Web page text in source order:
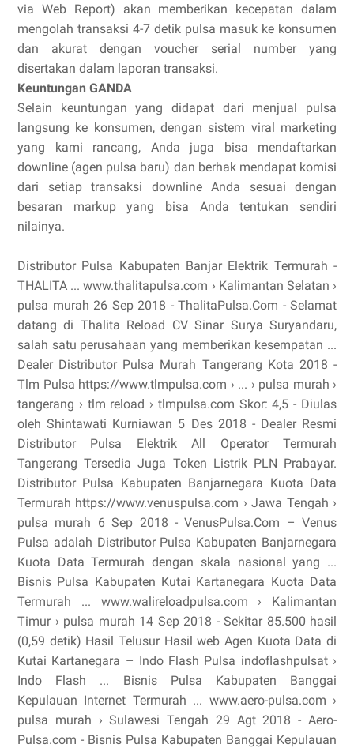
via Web Report) akan memberikan kecepatan dalam
mengolah transaksi 4-7 detik pulsa masuk ke konsumen
dan akurat dengan voucher serial number yang
disertakan dalam laporan transaksi.
Keuntungan GANDA
Selain keuntungan yang didapat dari menjual pulsa
langsung ke konsumen, dengan sistem viral marketing
yang kami rancang, Anda juga bisa mendaftarkan
downline (agen pulsa baru) dan berhak mendapat komisi
dari setiap transaksi downline Anda sesuai dengan
besaran markup yang bisa Anda tentukan sendiri
nilainya.
Distributor Pulsa Kabupaten Banjar Elektrik Termurah -
THALITA ... www.thalitapulsa.com › Kalimantan Selatan ›
pulsa murah 26 Sep 2018 - ThalitaPulsa.Com - Selamat
datang di Thalita Reload CV Sinar Surya Suryandaru,
salah satu perusahaan yang memberikan kesempatan ...
Dealer Distributor Pulsa Murah Tangerang Kota 2018 -
Tlm Pulsa https://www.tlmpulsa.com › ... › pulsa murah ›
tangerang › tlm reload › tlmpulsa.com Skor: 4,5 - ‎Diulas
oleh Shintawati Kurniawan 5 Des 2018 - Dealer Resmi
Distributor Pulsa Elektrik All Operator Termurah
Tangerang Tersedia Juga Token Listrik PLN Prabayar.
Distributor Pulsa Kabupaten Banjarnegara Kuota Data
Termurah https://www.venuspulsa.com › Jawa Tengah ›
pulsa murah 6 Sep 2018 - VenusPulsa.Com – Venus
Pulsa adalah Distributor Pulsa Kabupaten Banjarnegara
Kuota Data Termurah dengan skala nasional yang ...
Bisnis Pulsa Kabupaten Kutai Kartanegara Kuota Data
Termurah ... www.walireloadpulsa.com › Kalimantan
Timur › pulsa murah 14 Sep 2018 - Sekitar 85.500 hasil
(0,59 detik) Hasil Telusur Hasil web Agen Kuota Data di
Kutai Kartanegara – Indo Flash Pulsa indoflashpulsat ›
Indo Flash ... Bisnis Pulsa Kabupaten Banggai
Kepulauan Internet Termurah ... www.aero-pulsa.com ›
pulsa murah › Sulawesi Tengah 29 Agt 2018 - Aero-
Pulsa.com - Bisnis Pulsa Kabupaten Banggai Kepulauan